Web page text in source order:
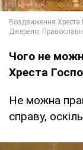
Чого не
Хреста
Не можна
справу,